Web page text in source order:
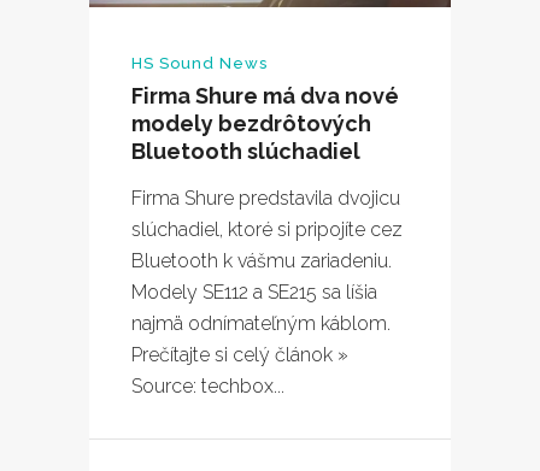
HS Sound News
Firma Shure má dva nové
modely bezdrôtových
Bluetooth slúchadiel
Firma Shure predstavila dvojicu
slúchadiel, ktoré si pripojíte cez
Bluetooth k vášmu zariadeniu.
Modely SE112 a SE215 sa líšia
najmä odnímateľným káblom.
Prečítajte si celý článok »
Source: techbox...